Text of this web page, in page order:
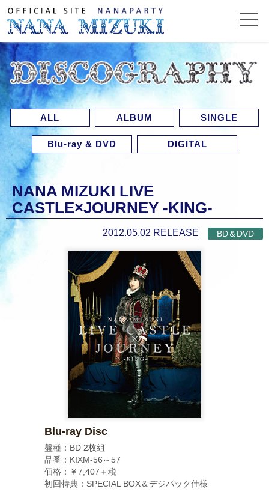
ALL ALBUM SINGLE
Blu-ray & DVD DIGITAL
NANA MIZUKI LIVE
CASTLE×JOURNEY -KING-
2012.05.02 RELEASE BD＆DVD
Blu-ray Disc
盤種：BD 2枚組
品番：KIXM-56～57
価格：￥7,407＋税
初回特典：SPECIAL BOX＆デジパック仕様